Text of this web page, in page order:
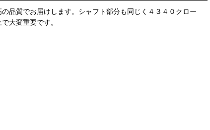
品質でお届けします。シャフト部分も同じく４３４０クロー
大変重要です。